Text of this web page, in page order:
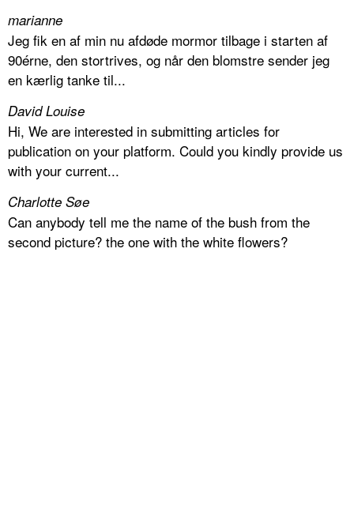
marianne
Jeg fik en af min nu afdøde mormor tilbage i starten af
90érne, den stortrives, og når den blomstre sender jeg
en kærlig tanke til...
David Louise
Hi, We are interested in submitting articles for
publication on your platform. Could you kindly provide us
with your current...
Charlotte Søe
Can anybody tell me the name of the bush from the
second picture? the one with the white flowers?